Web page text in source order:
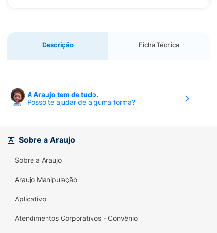
Descrição Ficha Técnica
A Araujo tem de tudo.
Posso te ajudar de alguma forma?
Sobre a Araujo
Sobre a Araujo
Araujo Manipulação
Aplicativo
Atendimentos Corporativos - Convênio